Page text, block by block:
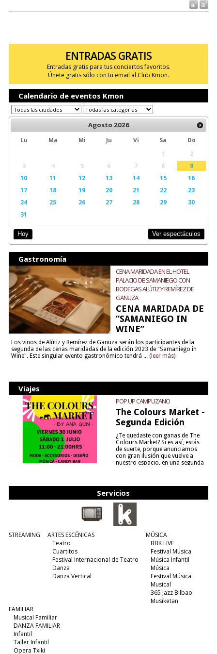
ENTRADAS GRATIS
Entradas gratis para tus conciertos favoritos.
Únete gratis sólo con tu email al Club Kmon.
Calendario de eventos Kmon
Agosto 2026
Lu Ma Mi Ju Vi Sa
Do
1
2
3
4 5 6 7 8
9
10
11 12 13 14 15
16
17
18 19 20 21 22
23
24
25 26 27 28 29
30
31
Hoy Ver espectáculos
Gastronomía
CENA MARIDADA EN EL HOTEL
PALACIO DE SAMANIEGO CON
BODEGAS ALÚTIZ Y REMÍREZ DE
GANUZA
CENA MARIDADA DE
“SAMANIEGO IN
WINE”
Los vinos de Alútiz y Remírez de Ganuza serán los participantes de la
segunda de las cenas maridadas de la edición 2023 de "Samaniego in
Wine". Este singular evento gastronómico tendrá ... (leer más)
Viajes
POP UP CAMPUZANO
The Colours Market -
Segunda Edición
¿Te quedaste con ganas de The
Colours Market? Si es así, estás
de suerte, porque anunciamos
con gran ilusión que vuelve a
nuestro espacio, en una segunda
Servicios
STREAMING
ARTES ESCÉNICAS
Teatro
Cuartitos
Festival Internacional de Teatro
Danza
Danza Vertical
MÚSICA
BBK LIVE
Festival Música
Música Infantil
Música
Festival Música
Musical
365 Jazz Bilbao
Musiketan
FAMILIAR
Musical Familiar
DANZA FAMILIAR
Infantil
Taller Infantil
Opera Txiki